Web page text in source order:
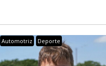
Automotriz Deporte